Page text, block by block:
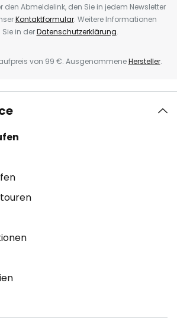
den Abmeldelink, den Sie in jedem Newsletter
Kontaktformular. Weitere Informationen
in derDatenschutzerklärung.
von 99 €. AusgenommeneHersteller.